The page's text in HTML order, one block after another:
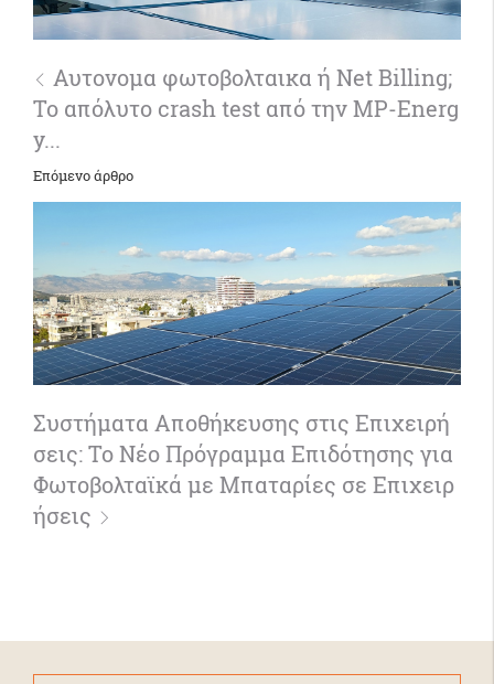
Αυτονομα φωτοβολταικα ή Net Billing;
Το απόλυτο crash test από την MP-Energ
y...
Επόμενο άρθρο
Συστήματα Αποθήκευσης στις Επιχειρή
σεις: Το Νέο Πρόγραμμα Επιδότησης για
Φωτοβολταϊκά με Μπαταρίες σε Επιχειρ
ήσεις